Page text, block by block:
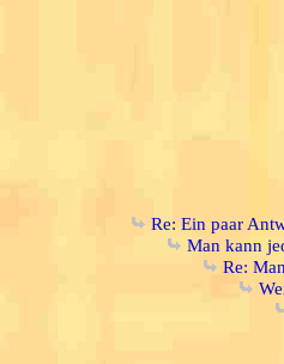
Re: Ein paar
Man kann
Re: